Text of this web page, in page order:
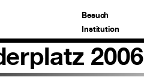
Besuch
Institution
2006